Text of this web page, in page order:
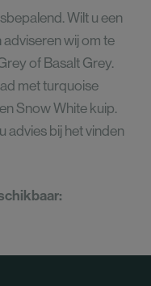
Wilt u een
wij om te
of Basalt Grey.
met turquoise
Snow White kuip.
advies bij het vinden